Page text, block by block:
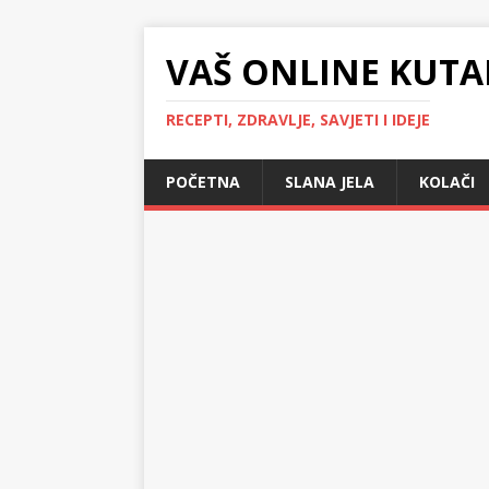
VAŠ ONLINE
RECEPTI, ZDRAVLJE, SAVJETI I IDEJE
POČETNA SLANA JELA KOLAČI